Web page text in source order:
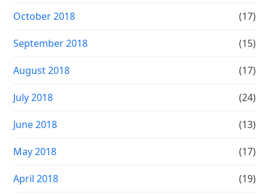
October 2018 (17)
September 2018 (15)
August 2018 (17)
July 2018 (24)
June 2018 (13)
May 2018 (17)
April 2018 (19)